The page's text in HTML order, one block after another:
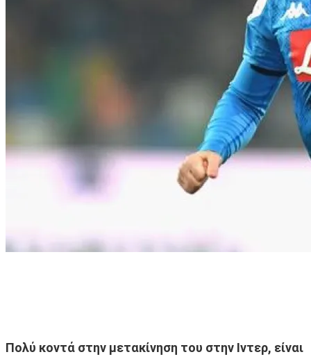
Πολύ κοντά στην μετακίνηση του στην Ιντερ, είναι